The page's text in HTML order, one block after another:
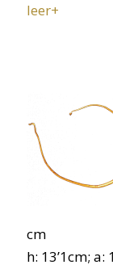
leer+
cm
h: 13’1cm; a: